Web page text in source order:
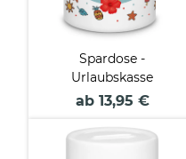
Spardose -
Urlaubskasse
ab 13,95 €